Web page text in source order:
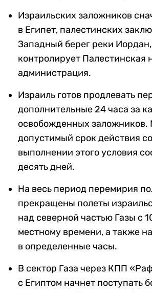
Израильских заложников
в Египет, палестинских
Западный берег реки
контролирует Палестинская
администрация.
Израиль готов продлевать
дополнительные 24 часа за
освобожденных заложников.
допустимый срок действия
выполнении этого условия
десять дней.
На весь период перемирия
прекращены полеты
над северной частью Газы с
местному времени, а также
в определенные часы.
В сектор Газа через КПП
с Египтом начнет поступать